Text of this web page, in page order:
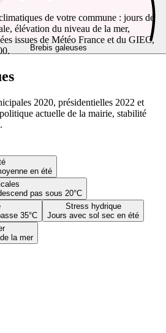
Brebis galeuses
en été
pas sous 20°C
35°C
Stress hydrique
Jours avec sol sec en été
la mer
de votre commune : jours de
élévation du niveau de la mer,
issues de Météo France et du GIEC,
2020, présidentielles 2022 et
actuelle de la mairie, stabilité